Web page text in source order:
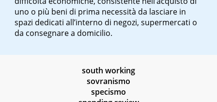
uno o più beni di prima necessità da lasciare in
spazi dedicati all’interno di negozi, supermercati o
da consegnare a domicilio.
south working
sovranismo
specismo